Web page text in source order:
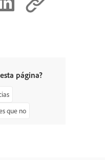
página?
que no